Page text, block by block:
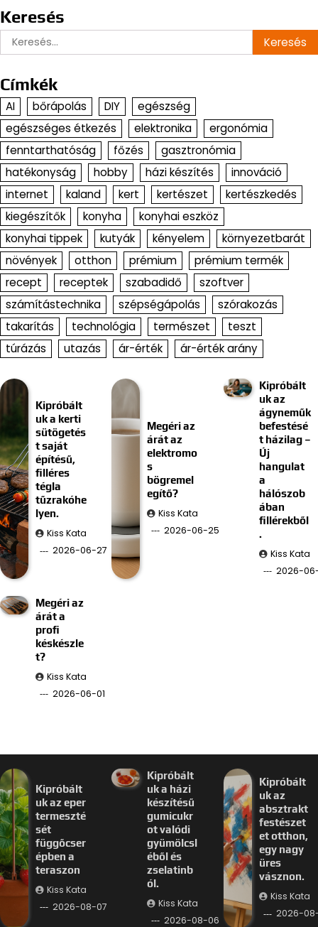
Keresés
Keresés:
Címkék
AI bőrápolás DIY
egészség
egészséges étkezés
elektronika
ergonómia
fenntarthatóság
főzés
gasztronómia
hatékonyság
hobby házi készítés
innováció
internet
kaland kert kertészet
kertészkedés
kiegészítők
konyha
konyhai eszköz
konyhai tippek
kutyák kényelem
környezetbarát
növények
otthon prémium
prémium termék
recept
receptek szabadidő
szoftver
számítástechnika
szépségápolás
szórakozás
takarítás
technológia természet
teszt
túrázás
utazás ár-érték ár-érték arány
Kipróbált
uk a kerti
sütögetés
t saját
építésű,
filléres
tégla
tűzrakóhe
lyen.
Kiss Kata
2026-06-27
Megéri az
árát az
elektromo
s
bögremel
egítő?
Kiss Kata
2026-06-25
Kipróbált
uk az
ágyneműk
befestésé
t házilag –
Új
hangulat
a
hálószob
ában
fillérekből
.
Kiss Kata
2026-
Megéri az
árát a
profi
késkészle
t?
Kiss Kata
2026-06-01
Kipróbált
uk az eper
termeszté
sét
függőcser
épben a
teraszon
Kiss Kata
2026-08-07
Kipróbált
uk a házi
készítésű
gumicukr
ot valódi
gyümölcsl
éből és
zselatinb
ól.
Kiss Kata
2026-08-06
Kipróbált
uk az
absztrakt
festészet
et otthon,
egy nagy
üres
vásznon.
Kiss Kata
2026-